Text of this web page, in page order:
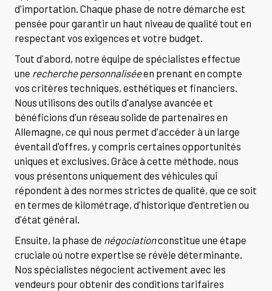
d'importation. Chaque phase de notre démarche est
pensée pour garantir un haut niveau de qualité tout en
respectant vos exigences et votre budget.
Tout d'abord, notre équipe de spécialistes effectue
une recherche personnaliséeen prenant en compte
vos critères techniques, esthétiques et financiers.
Nous utilisons des outils d'analyse avancée et
bénéficions d'un réseau solide de partenaires en
Allemagne, ce qui nous permet d'accéder à un large
éventail d'offres, y compris certaines opportunités
uniques et exclusives. Grâce à cette méthode, nous
vous présentons uniquement des véhicules qui
répondent à des normes strictes de qualité, que ce soit
en termes de kilométrage, d'historique d'entretien ou
d'état général.
Ensuite, la phase de négociationconstitue une étape
cruciale où notre expertise se révèle déterminante.
Nos spécialistes négocient activement avec les
vendeurs pour obtenir des conditions tarifaires